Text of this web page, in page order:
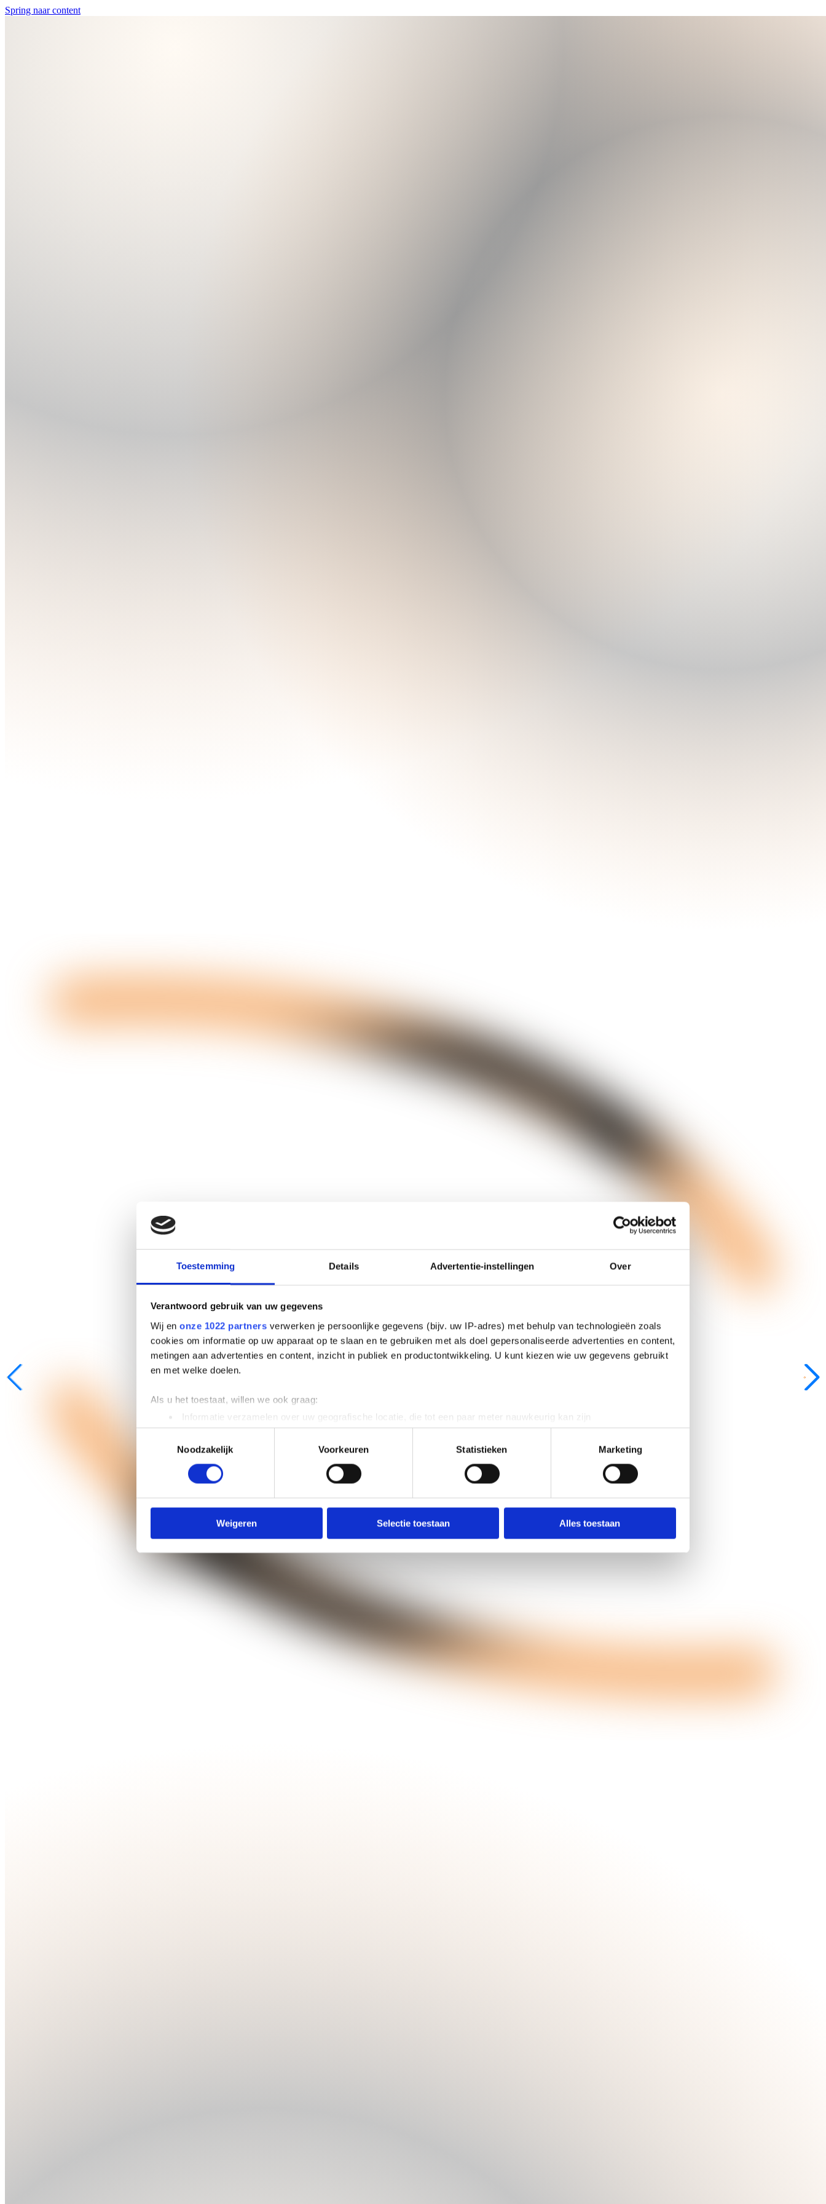
Toestemming Details Advertentie-instellingen Over
Verantwoord gebruik van uw gegevens
Wij en onze 1022 partners verwerken je persoonlijke gegevens (bijv. uw IP-adres) met behulp van technologieën zoals
cookies om informatie op uw apparaat op te slaan en te gebruiken met als doel gepersonaliseerde advertenties en content,
metingen aan advertenties en content, inzicht in publiek en productontwikkeling. U kunt kiezen wie uw gegevens gebruikt
en met welke doelen.
Als u het toestaat, willen we ook graag:
Informatie verzamelen over uw geografische locatie, die tot een paar meter nauwkeurig kan zijn
Uw apparaat identificeren door het actief te scannen op specifieke eigenschappen (fingerprinting)
Lees meer over hoe uw persoonlijke gegevens worden verwerkt en stel uw voorkeuren in het
detailgedeeltein. U kunt uw
toestemming op elk moment wijzigen of intrekken in de Cookieverklaring.
websiteverkeer te analyseren. Ook delen we informatie over uw gebruik van onze site met onze partners voor social
media, adverteren en analyse. Deze partners kunnen deze gegevens combineren met andere informatie die u aan ze heeft
verstrekt of die ze hebben verzameld op basis van uw gebruik van hun services.
Noodzakelijk
Voorkeuren Statistieken Marketing
Weigeren Selectie toestaan Alles toestaan
Spring naar content